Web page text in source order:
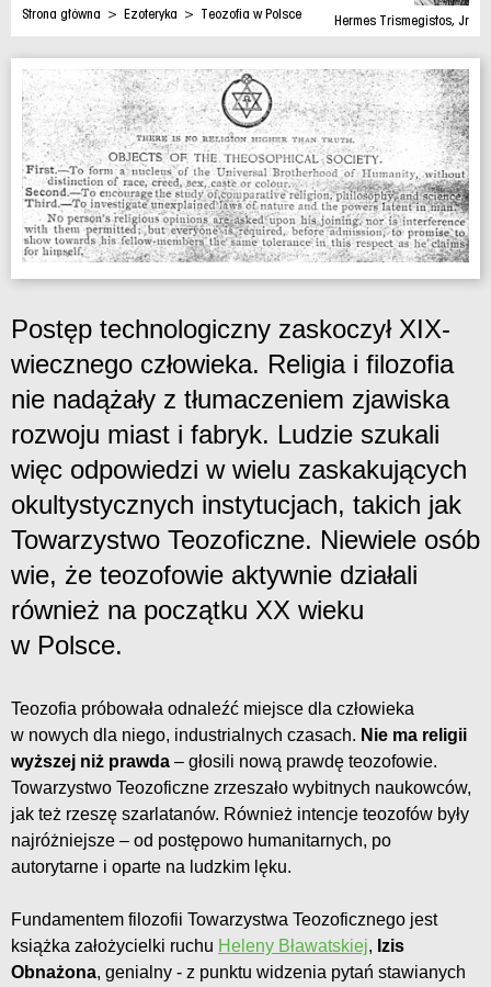
Hermes Trismegistos, Jr
Strona główna > Ezoteryka > Teozofia w Polsce
Postęp technologiczny zaskoczył XIX-
wiecznego człowieka. Religia i filozofia
nie nadążały z tłumaczeniem zjawiska
rozwoju miast i fabryk. Ludzie szukali
więc odpowiedzi w wielu zaskakujących
okultystycznych instytucjach, takich jak
Towarzystwo Teozoficzne. Niewiele osób
wie, że teozofowie aktywnie działali
również na początku XX wieku
w Polsce.
Teozofia próbowała odnaleźć miejsce dla człowieka
w nowych dla niego, industrialnych czasach. Nie ma religii
wyższej niż prawda – głosili nową prawdę teozofowie.
Towarzystwo Teozoficzne zrzeszało wybitnych naukowców,
jak też rzeszę szarlatanów. Również intencje teozofów były
najróżniejsze – od postępowo humanitarnych, po
autorytarne i oparte na ludzkim lęku.
Fundamentem filozofii Towarzystwa Teozoficznego jest
książka założycielki ruchu Heleny Bławatskiej, Izis
Obnażona, genialny - z punktu widzenia pytań stawianych